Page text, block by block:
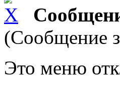
(Сообщение
Это меню